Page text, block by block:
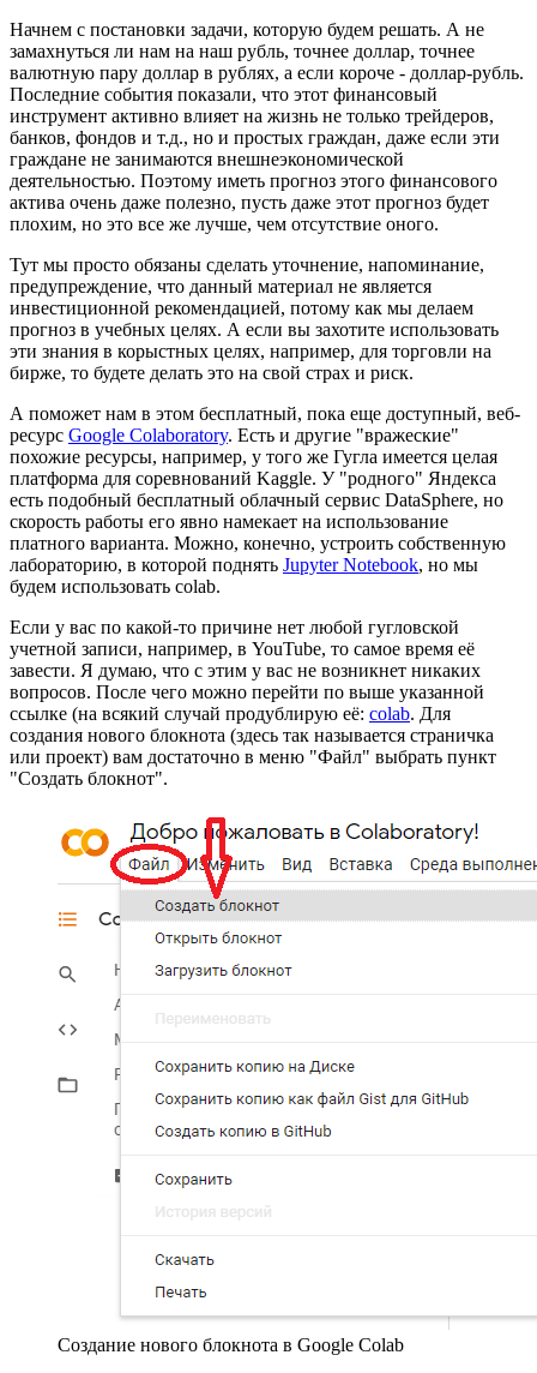
Начнем с постановки задачи, которую будем решать. А не
замахнуться ли нам на наш рубль, точнее доллар, точнее
валютную пару доллар в рублях, а если короче - доллар-рубль.
Последние события показали, что этот финансовый
инструмент активно влияет на жизнь не только трейдеров,
банков, фондов и т.д., но и простых граждан, даже если эти
граждане не занимаются внешнеэкономической
деятельностью. Поэтому иметь прогноз этого финансового
актива очень даже полезно, пусть даже этот прогноз будет
плохим, но это все же лучше, чем отсутствие оного.
Тут мы просто обязаны сделать уточнение, напоминание,
предупреждение, что данный материал не является
инвестиционной рекомендацией, потому как мы делаем
прогноз в учебных целях. А если вы захотите использовать
эти знания в корыстных целях, например, для торговли на
бирже, то будете делать это на свой страх и риск.
А поможет нам в этом бесплатный, пока еще доступный, веб-
ресурс Google Colaboratory. Есть и другие "вражеские"
похожие ресурсы, например, у того же Гугла имеется целая
платформа для соревнований Kaggle. У "родного" Яндекса
есть подобный бесплатный облачный сервис DataSphere, но
скорость работы его явно намекает на использование
платного варианта. Можно, конечно, устроить собственную
лабораторию, в которой поднять Jupyter Notebook, но мы
будем использовать colab.
Если у вас по какой-то причине нет любой гугловской
учетной записи, например, в YouTube, то самое время её
завести. Я думаю, что с этим у вас не возникнет никаких
вопросов. После чего можно перейти по выше указанной
ссылке (на всякий случай продублирую её: colab. Для
создания нового блокнота (здесь так называется страничка
или проект) вам достаточно в меню "Файл" выбрать пункт
"Создать блокнот".
Создание нового блокнота в Google Colab